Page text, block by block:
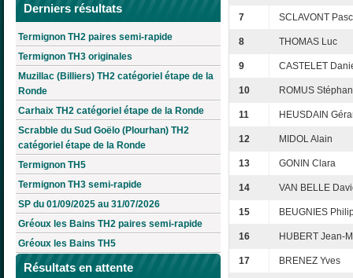
Derniers résultats
Termignon TH2 paires semi-rapide
Termignon TH3 originales
Muzillac (Billiers) TH2 catégoriel étape de la
Ronde
Carhaix TH2 catégoriel étape de la Ronde
Scrabble du Sud Goëlo (Plourhan) TH2
catégoriel étape de la Ronde
Termignon TH5
Termignon TH3 semi-rapide
SP du 01/09/2025 au 31/07/2026
Gréoux les Bains TH2 paires semi-rapide
Gréoux les Bains TH5
Résultats en attente
7 SCLAVONT
8 THOMAS Luc
9 CASTELET
10 ROMUS
11 HEUSDAIN
12 MIDOL Alain
13 GONIN Clara
14 VAN BELLE
15 BEUGNIES
16 HUBERT Jean-
17 BRENEZ Yves